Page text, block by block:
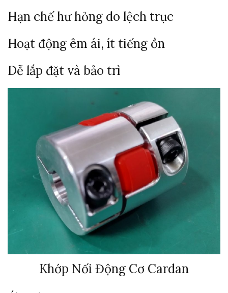
Hạn chế hư hỏng do lệch trục
Hoạt động êm ái, ít tiếng ồn
Dễ lắp đặt và bảo trì
Khớp Nối Động Cơ Cardan